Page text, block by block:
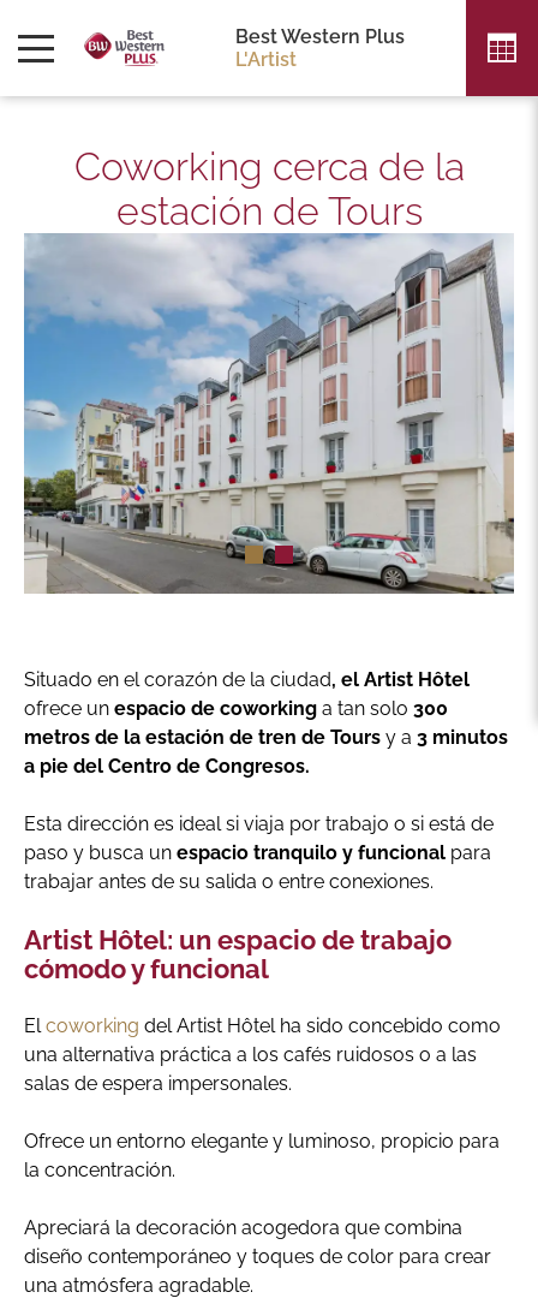
Best Western Plus
L'Artist
Coworking cerca de la
estación de Tours
Situado en el corazón de la ciudad, el Artist Hôtel
ofrece un espacio de coworking a tan solo 300
metros de la estación de tren de Tours y a 3 minutos
a pie del Centro de Congresos.
Esta dirección es ideal si viaja por trabajo o si está de
paso y busca un espacio tranquilo y funcional para
trabajar antes de su salida o entre conexiones.
Artist Hôtel: un espacio de trabajo
cómodo y funcional
Elcoworking del Artist Hôtel ha sido concebido como
una alternativa práctica a los cafés ruidosos o a las
salas de espera impersonales.
Ofrece un entorno elegante y luminoso, propicio para
la concentración.
Apreciará la decoración acogedora que combina
diseño contemporáneo y toques de color para crear
una atmósfera agradable.